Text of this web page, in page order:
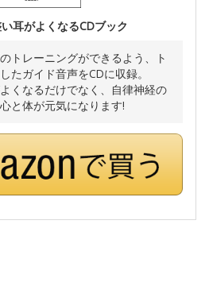
耳がよくなるCDブック
トレーニングができるよう、ト
たガイド音声をCDに収録。
くなるだけでなく、自律神経の
と体が元気になります!